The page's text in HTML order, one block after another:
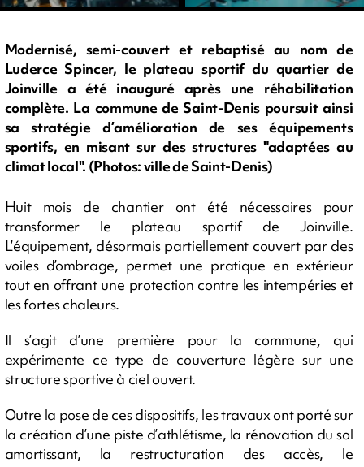
Modernisé, semi-couvert et rebaptisé au nom de
Luderce Spincer, le plateau sportif du quartier de
Joinville a été inauguré après une réhabilitation
complète. La commune de Saint-Denis poursuit ainsi
sa stratégie d’amélioration de ses équipements
sportifs, en misant sur des structures "adaptées au
climat local". (Photos: ville de Saint-Denis)
Huit mois de chantier ont été nécessaires pour
transformer le plateau sportif de Joinville.
L’équipement, désormais partiellement couvert par des
voiles d’ombrage, permet une pratique en extérieur
tout en offrant une protection contre les intempéries et
les fortes chaleurs.
Il s’agit d’une première pour la commune, qui
expérimente ce type de couverture légère sur une
structure sportive à ciel ouvert.
Outre la pose de ces dispositifs, les travaux ont porté sur
la création d’une piste d’athlétisme, la rénovation du sol
amortissant, la restructuration des accès, le